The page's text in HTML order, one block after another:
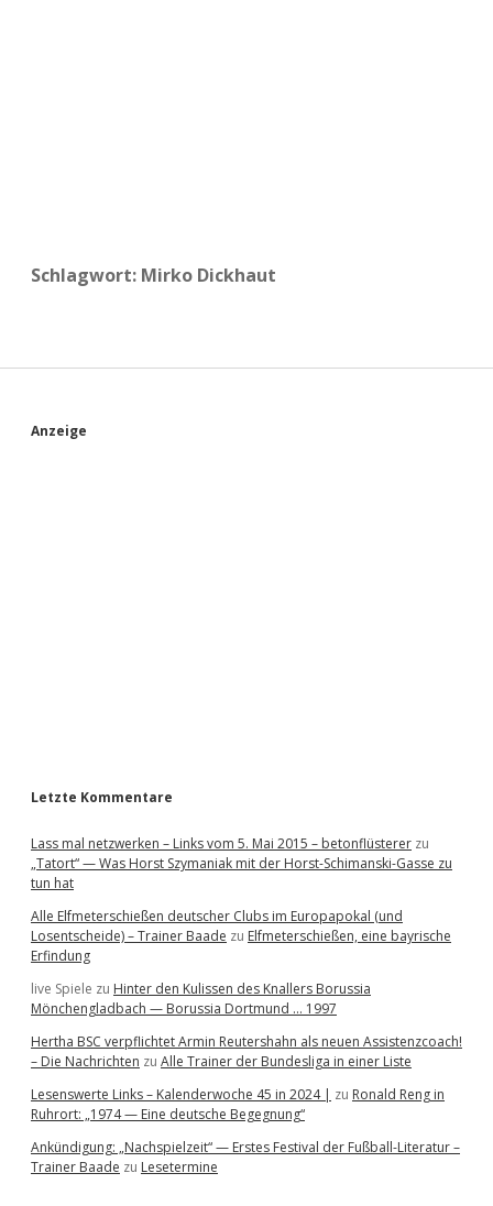
Schlagwort: Mirko Dickhaut
S
Anzeige
Letzte Kommentare
Lass mal netzwerken – Links vom 5. Mai 2015 – betonflüsterer zu
„Tatort“ — Was Horst Szymaniak mit der Horst-Schimanski-Gasse zu
tun hat
Alle Elfmeterschießen deutscher Clubs im Europapokal (und
Losentscheide) – Trainer Baade zu Elfmeterschießen, eine bayrische
Erfindung
live Spiele zu Hinter den Kulissen des Knallers Borussia
Mönchengladbach — Borussia Dortmund … 1997
Hertha BSC verpflichtet Armin Reutershahn als neuen Assistenzcoach!
– Die Nachrichten zu Alle Trainer der Bundesliga in einer Liste
Lesenswerte Links – Kalenderwoche 45 in 2024 | zu Ronald Reng in
Ruhrort: „1974 — Eine deutsche Begegnung“
Ankündigung: „Nachspielzeit“ — Erstes Festival der Fußball-Literatur –
Trainer Baade zu Lesetermine